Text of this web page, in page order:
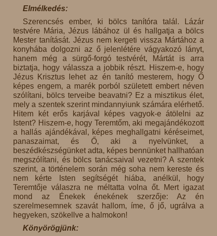
Elmélkedés:
Szerencsés ember, ki bölcs tanítóra talál. Lázár
testvére Mária, Jézus lábához ül és hallgatja a bölcs
Mester tanítását. Jézus nem kergeti vissza Mártához a
konyhába dolgozni az ő jelenlétére vágyakozó lányt,
hanem még a sürgő-forgó testvérét, Mártát is arra
biztatja, hogy válassza a jobbik részt. Hiszem-e, hogy
Jézus Krisztus lehet az én tanító mesterem, hogy Ő
képes engem, a marék porból született embert néven
szólítani, bölcs terveibe beavatni? Ez a misztikus élet,
mely a szentek szerint mindannyiunk számára elérhető.
Hitem két erős karjával képes vagyok-e átölelni az
Istent? Hiszem-e, hogy Teremtőm, aki megajándékozott
a hallás ajándékával, képes meghallgatni kéréseimet,
panaszaimat, és Ő, aki a nyelvünket, a
beszédkészségünket adta, képes bennünket hallhatóan
megszólítani, és bölcs tanácsaival vezetni? A szentek
szerint, a történelem során még soha nem kereste és
nem kérte Isten segítségét hiába, anélkül, hogy
Teremtője válaszra ne méltatta volna őt. Mert igazat
mond az Énekek énekének szerzője: Az én
szerelmesemnek szavát hallom, íme, ő jő, ugrálva a
hegyeken, szökellve a halmokon!
Könyörögjünk: